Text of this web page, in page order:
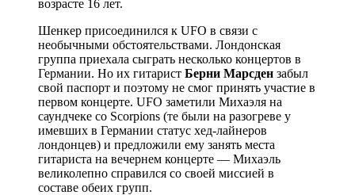
возрасте 16 лет.
Шенкер присоединился к UFO в связи с
необычными обстоятельствами. Лондонская
группа приехала сыграть несколько концертов в
Германии. Но их гитарист Берни Марсден забыл
свой паспорт и поэтому не смог принять участие в
первом концерте. UFO заметили Михаэля на
саундчеке со Scorpions (те были на разогреве у
имевших в Германии статус хед-лайнеров
лондонцев) и предложили ему занять места
гитариста на вечернем концерте — Михаэль
великолепно справился со своей миссией в
составе обеих групп.